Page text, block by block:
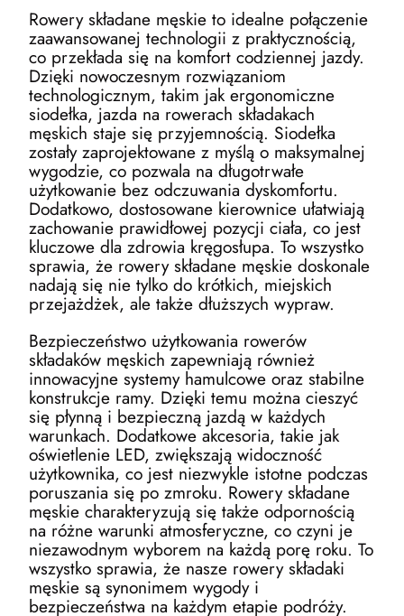
Rowery składane męskie to idealne połączenie
zaawansowanej technologii z praktycznością,
co przekłada się na komfort codziennej jazdy.
Dzięki nowoczesnym rozwiązaniom
technologicznym, takim jak ergonomiczne
siodełka, jazda na rowerach składakach
męskich staje się przyjemnością. Siodełka
zostały zaprojektowane z myślą o maksymalnej
wygodzie, co pozwala na długotrwałe
użytkowanie bez odczuwania dyskomfortu.
Dodatkowo, dostosowane kierownice ułatwiają
zachowanie prawidłowej pozycji ciała, co jest
kluczowe dla zdrowia kręgosłupa. To wszystko
sprawia, że rowery składane męskie doskonale
nadają się nie tylko do krótkich, miejskich
przejażdżek, ale także dłuższych wypraw.
Bezpieczeństwo użytkowania rowerów
składaków męskich zapewniają również
innowacyjne systemy hamulcowe oraz stabilne
konstrukcje ramy. Dzięki temu można cieszyć
się płynną i bezpieczną jazdą w każdych
warunkach. Dodatkowe akcesoria, takie jak
oświetlenie LED, zwiększają widoczność
użytkownika, co jest niezwykle istotne podczas
poruszania się po zmroku. Rowery składane
męskie charakteryzują się także odpornością
na różne warunki atmosferyczne, co czyni je
niezawodnym wyborem na każdą porę roku. To
wszystko sprawia, że nasze rowery składaki
męskie są synonimem wygody i
bezpieczeństwa na każdym etapie podróży.